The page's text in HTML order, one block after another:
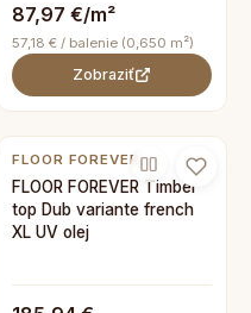
87,97 €/m²
57,18 € / balenie (0,650 m²)
Zobraziť
FLOOR FOREVER
FLOOR FOREVER Timber
top Dub variante french
XL UV olej